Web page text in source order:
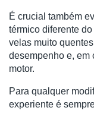
É crucial também
térmico diferente
velas muito
desempenho e, em
motor.
Para qualquer
experiente é